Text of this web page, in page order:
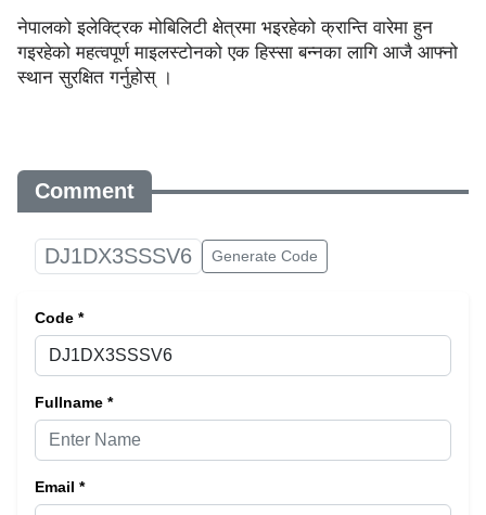
नेपालको इलेक्ट्रिक मोबिलिटी क्षेत्रमा भइरहेको क्रान्ति वारेमा हुन
गइरहेको महत्वपूर्ण माइलस्टोनको एक हिस्सा बन्नका लागि आजै आफ्नो
स्थान सुरक्षित गर्नुहोस् ।
Comment
DJ1DX3SSSV6 Generate Code
Code *
Fullname *
Email *